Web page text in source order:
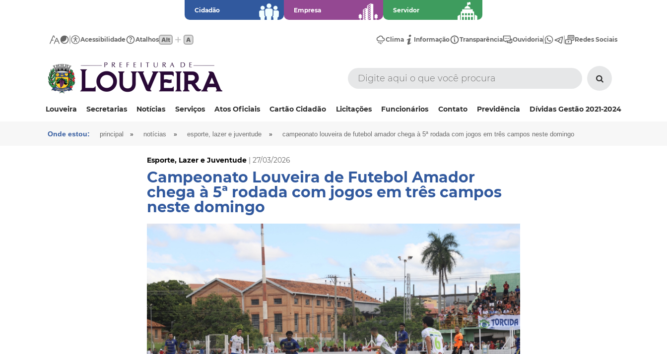
Cidadão Empresa Servidor
Acessibilidade Atalhos Clima Informação Transparência Ouvidoria Redes Sociais
Louveira Secretarias Notícias Serviços Atos Oficiais Cartão Cidadão Licitações Funcionários Contato Previdência Dívidas Gestão 2021-2024
Onde estou: principal » notícias » esporte, lazer e juventude » campeonato louveira de futebol amador chega à 5ª rodada com jogos em três campos neste domingo
Esporte, Lazer e Juventude | 27/03/2026
Campeonato Louveira de Futebol Amador
chega à 5ª rodada com jogos em três campos
neste domingo